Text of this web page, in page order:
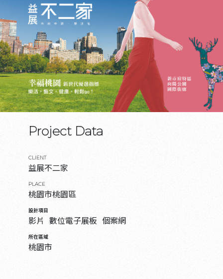
Project Data
CLIENT
益展不二家
PLACE
桃園市桃園區
設計項目
影片 數位電子展板 個案網
所在區域
桃園市